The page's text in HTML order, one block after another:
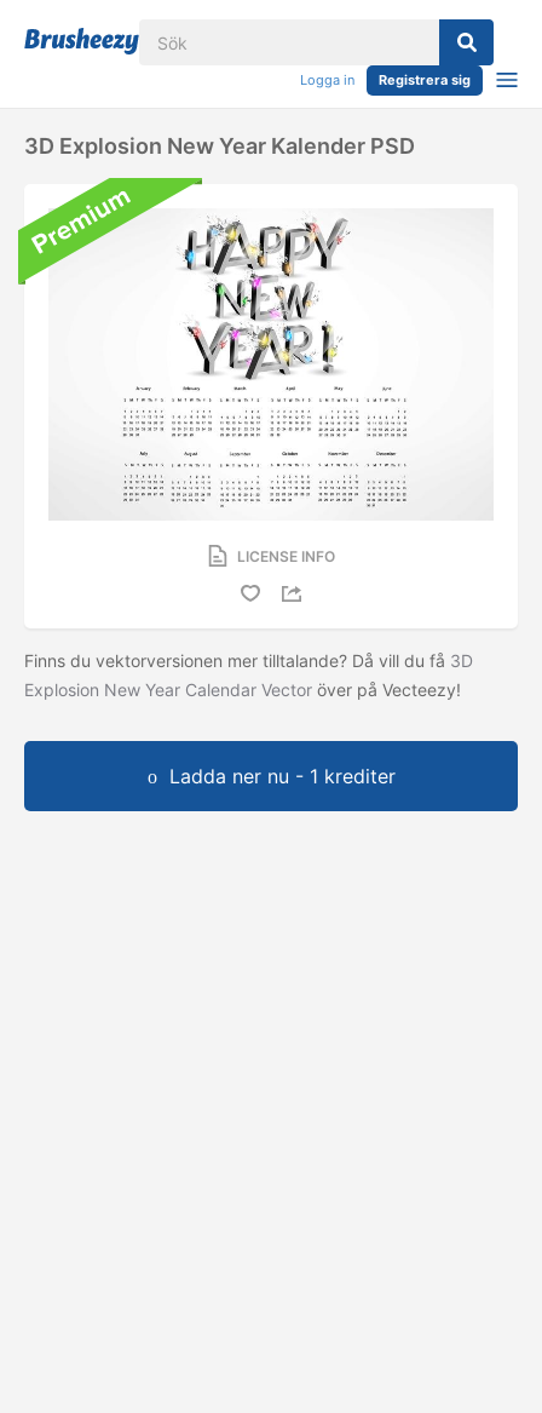
Logga in Registrera sig
3D Explosion New Year Kalender PSD
LICENSE INFO
Finns du vektorversionen mer tilltalande? Då vill du få 3D
Explosion New Year Calendar Vector över på Vecteezy!
Ladda ner nu - 1 krediter